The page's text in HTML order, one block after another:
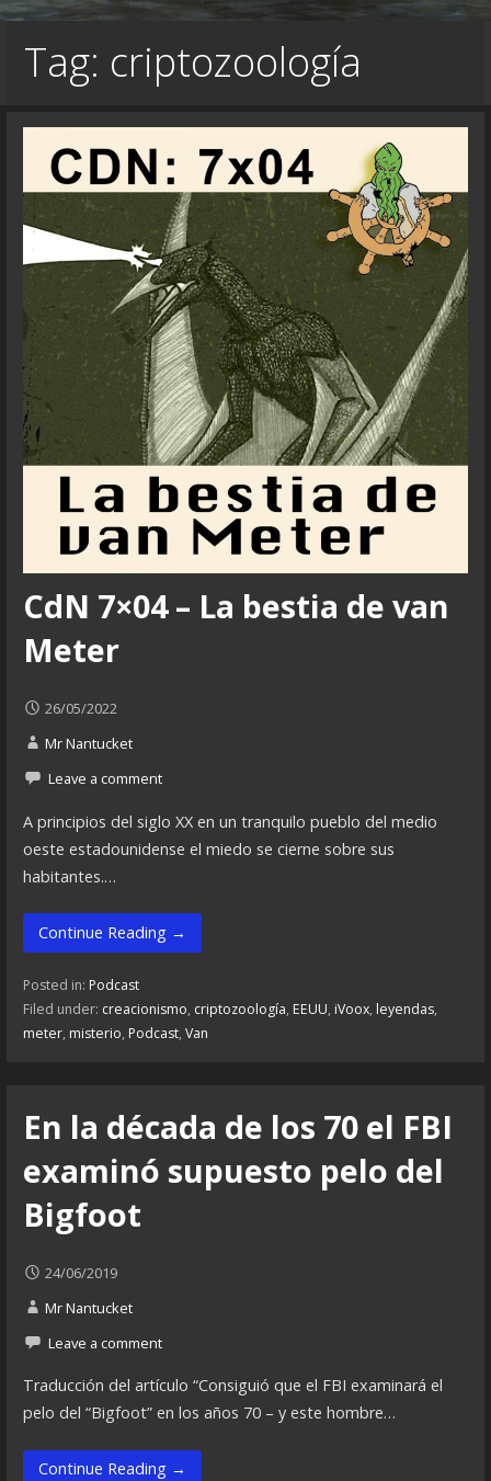
Tag: criptozoología
CdN 7×04 – La bestia de van
Meter
26/05/2022
Mr Nantucket
Leave a comment
A principios del siglo XX en un tranquilo pueblo del medio
oeste estadounidense el miedo se cierne sobre sus
habitantes.…
Continue Reading →
Posted in: Podcast
Filed under: creacionismo, criptozoología, EEUU, iVoox, leyendas,
meter, misterio, Podcast, Van
En la década de los 70 el FBI
examinó supuesto pelo del
Bigfoot
24/06/2019
Mr Nantucket
Leave a comment
Traducción del artículo “Consiguió que el FBI examinará el
pelo del “Bigfoot” en los años 70 – y este hombre…
Continue Reading →